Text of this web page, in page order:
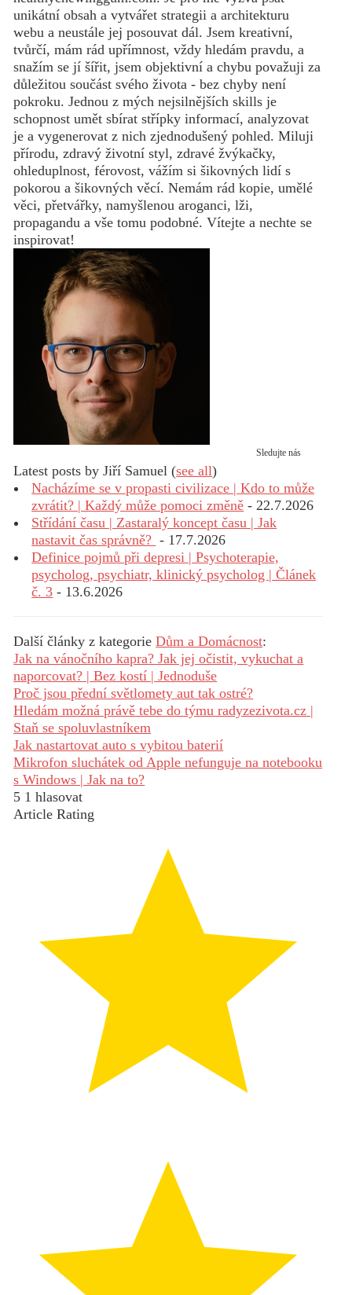
unikátní obsah a vytvářet strategii a architekturu
webu a neustále jej posouvat dál. Jsem kreativní,
tvůrčí, mám rád upřímnost, vždy hledám pravdu, a
snažím se jí šířit, jsem objektivní a chybu považuji za
důležitou součást svého života - bez chyby není
pokroku. Jednou z mých nejsilnějších skills je
schopnost umět sbírat střípky informací, analyzovat
je a vygenerovat z nich zjednodušený pohled. Miluji
přírodu, zdravý životní styl, zdravé žvýkačky,
ohleduplnost, férovost, vážím si šikovných lidí s
pokorou a šikovných věcí. Nemám rád kopie, umělé
věci, přetvářky, namyšlenou aroganci, lži,
propagandu a vše tomu podobné. Vítejte a nechte se
inspirovat!
Sledujte nás
Latest posts by Jiří Samuel(see all)
Nacházíme se v propasti civilizace | Kdo to může
zvrátit? | Každý může pomoci změně - 22.7.2026
Střídání času | Zastaralý koncept času | Jak
nastavit čas správně? - 17.7.2026
Definice pojmů při depresi | Psychoterapie,
psycholog, psychiatr, klinický psycholog | Článek
č. 3 - 13.6.2026
Další články z kategorieDům a Domácnost:
Jak na vánočního kapra? Jak jej očistit, vykuchat a
naporcovat? | Bez kostí | Jednoduše
Proč jsou přední světlomety aut tak ostré?
Hledám možná právě tebe do týmu radyzezivota.cz |
Staň se spoluvlastníkem
Jak nastartovat auto s vybitou baterií
Mikrofon sluchátek od Apple nefunguje na notebooku
s Windows | Jak na to?
5 1 hlasovat
Article Rating